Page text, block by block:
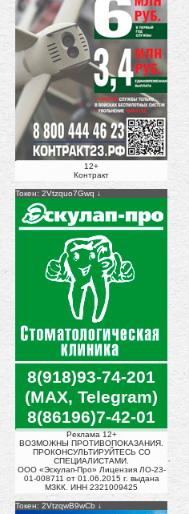
12+
Контракт
Токен: 2Vtzquo7Gwq
8(918)93-74-201
(MAX, Telegram)
8(86196)7-42-01
Реклама 12+
ВОЗМОЖНЫ ПРОТИВОПОКАЗАНИЯ.
ПРОКОНСУЛЬТИРУЙТЕСЬ СО
СПЕЦИАЛИСТАМИ.
ООО «Эскулап-Про» Лицензия ЛО-23-
01-008711 от 01.06.2015 г. выдана
МЗКК. ИНН 2321009425
Токен: 2VtzqwB9wCb